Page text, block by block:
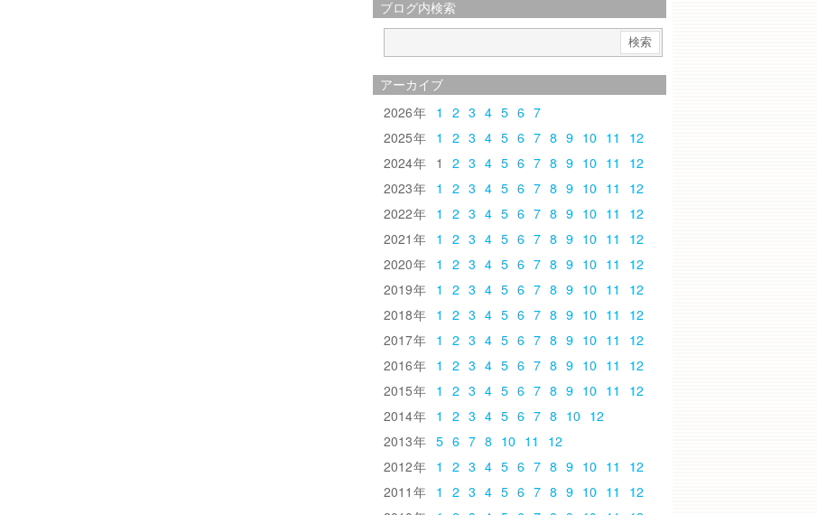
ブログ内検索
アーカイブ
2026 1 2 3 4 5 6 7
2025
1 2 3 4 5 6 7 8 9 10 11
12
2024
1 2 3 4 5 6 7 8 9 10 11
12
2023
1 2 3 4 5 6 7 8 9 10 11
12
2022
1 2 3 4 5 6 7 8 9 10 11
12
2021
1 2 3 4 5 6 7 8 9 10 11
12
2020
1 2 3 4 5 6 7 8 9 10 11
12
2019
1 2 3 4 5 6 7 8 9 10 11
12
2018
1 2 3 4 5 6 7 8 9 10 11
12
2017
1 2 3 4 5 6 7 8 9 10 11
12
2016
1 2 3 4 5 6 7 8 9 10 11
12
2015
1 2 3 4 5 6 7 8 9 10 11
12
2014
1 2 3 4 5 6 7 8 10 12
2013
5 6 7 8 10 11
12
2012
1 2 3 4 5 6 7 8 9 10 11
12
2011
1 2 3 4 5 6 7 8 9 10 11
12